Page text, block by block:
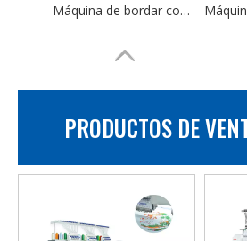
Máquina de bordar computarizada 500*800mm bordado de camisetas 12/15 agujas
PRODUCTOS DE